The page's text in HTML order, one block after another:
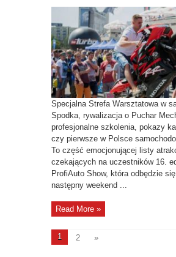
Specjalna Strefa Warsztatowa w
Spodka, rywalizacja o Puchar
profesjonalne szkolenia, pokazy
czy pierwsze w Polsce
To część emocjonującej listy
czekających na uczestników 16.
ProfiAuto Show, która odbędzie
następny weekend ...
Read More »
1 2 »